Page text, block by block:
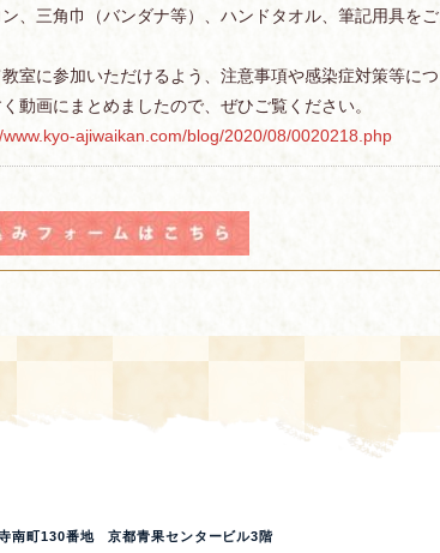
、三角巾（バンダナ等）、ハンドタオル、筆記用具をご
室に参加いただけるよう、注意事項や感染症対策等につ
動画にまとめましたので、ぜひご覧ください。
www.kyo-ajiwaikan.com/blog/2020/08/0020218.php
南町130番地 京都青果センタービル3階